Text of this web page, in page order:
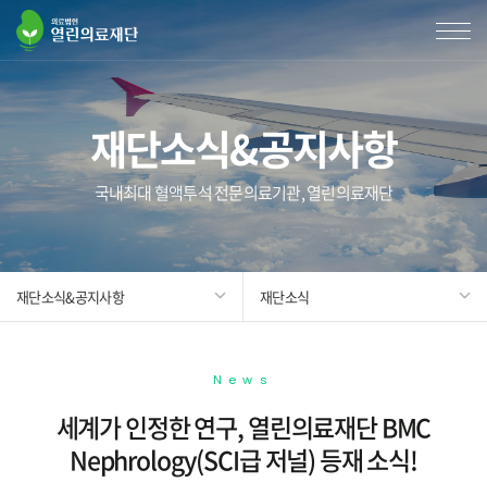
재단소식&공지사항
국내최대 혈액투석 전문의료기관, 열린의료재단
재단소식&공지사항 재단소식
News
세계가 인정한 연구, 열린의료재단 BMC
Nephrology(SCI급 저널) 등재 소식!